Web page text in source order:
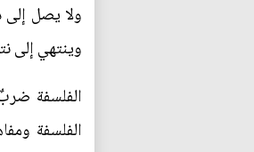
ولا يصل إلى
وينتهي إلى
الفلسفة
الفلسفة